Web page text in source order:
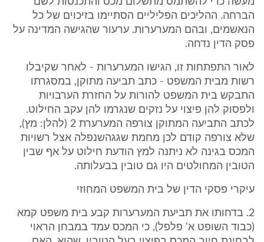
הברחה. ההליכים הפליליים הסתיימו בזיכוים של כל
הנאשמים, ובהם המערערות. ערעור שהגישה המדינה על
פסק הדין נדחה.
לאור התפתחות זו, הגישו המערערות - לאחר שקיבלו
רשות מבית המשפט - כתב תביעה מתוקן, במסגרתו
התבקש בית המשפט להורות על החזרת הערבויות
ולפסוק להן פיצוי על נזקים שנגרמו להן עקב החילוט.
לכתב התביעה המתוקן צורפה המערערת ‎2 (להלן: מץ),
שלא צורפה קודם לכן מחמת שגגהשנפלה אצל רשויות
המכס בגינה לא ניתנה למץ הודעת חילוט על אף שבין
הטובין המחולטים היו גם טובין בבעלותה.
עיקרי פסקי הדין של בית המשפט המחוזי
‎2. בדחותו את תביעת המערערות קבע בית משפט קמא
(כבוד השופט א' פלפל), כי המכס עמד במבחן הראוי